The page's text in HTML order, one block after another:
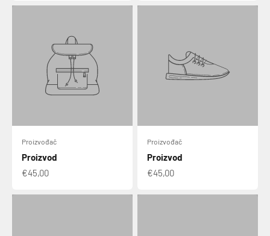
Proizvođač
Proizvod
€45,00
Proizvođač
Proizvod
€45,00